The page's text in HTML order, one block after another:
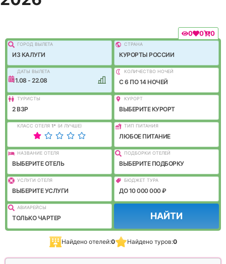
0 0 0
ГОРОД ВЫЛEТА
ИЗ КАЛУГИ
СТРАНА
КУРОРТЫ РОССИИ
ДАТЫ ВЫЛЕТА
11.08 - 22.08
КОЛИЧЕСТВО НОЧЕЙ
C 6 ПО 14 НОЧЕЙ
ТУРИСТЫ
2 ВЗР
КУРОРТ
ВЫБЕРИТЕ КУРОРТ
КЛАСС ОТЕЛЯ 1* (И ЛУЧШЕ) ТИП ПИТАНИЯ
ЛЮБОЕ ПИТАНИЕ
НАЗВАНИЕ ОТЕЛЯ
ВЫБЕРИТЕ ОТЕЛЬ
ПОДБОРКИ ОТЕЛЕЙ
ВЫБЕРИТЕ ПОДБОРКУ
УСЛУГИ ОТЕЛЯ
ВЫБЕРИТЕ УСЛУГИ
БЮДЖЕТ ТУРА
ДО 10 000 000 ₽
АВИАРЕЙСЫ
ТОЛЬКО ЧАРТЕР НАЙТИ
Найдено отелей:0 Найдено туров:0